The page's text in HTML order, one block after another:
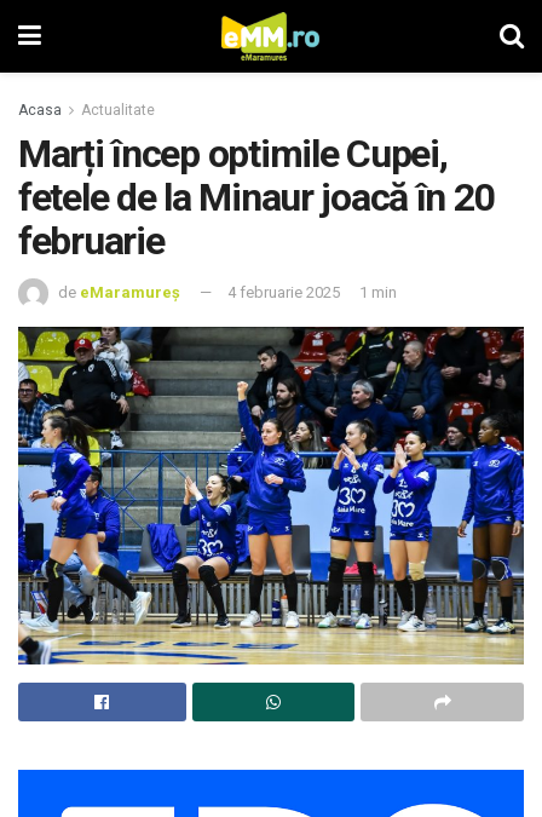
Acasa Actualitate
Marți încep optimile Cupei,
fetele de la Minaur joacă în 20
februarie
de eMaramureș 4 februarie 2025 1 min